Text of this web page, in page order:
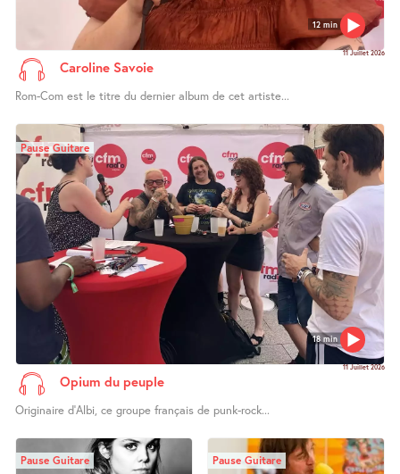
12 min
11 Juillet 2026
Caroline Savoie
Rom-Com est le titre du dernier album de cet artiste...
18 min
Pause Guitare
11 Juillet 2026
Opium du peuple
Originaire d’Albi, ce groupe français de punk-rock...
Pause Guitare Pause Guitare